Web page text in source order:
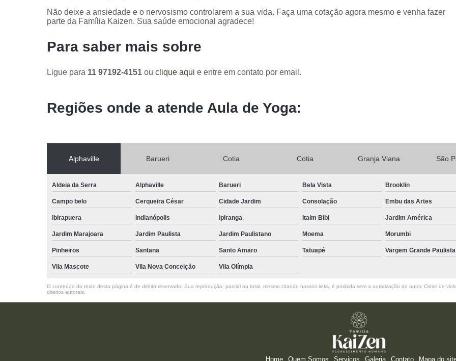
Não deixe a ansiedade e o nervosismo controlarem a sua vida. Faça uma cotação agora mesmo e venha fazer
parte da Família Kaizen. Sua saúde emocional agradece!
Para saber mais sobre
Ligue para 11 97192-4151 ou clique aqui e entre em contato por email.
Regiões onde a atende Aula de Yoga:
Alphaville Barueri Cotia Cotia Granja Viana São
Aldeia da Serra Alphaville Barueri Bela Vista Brooklin
Campo belo Cerqueira César Cidade Jardim Consolação Embu das Artes
Ibirapuera Indianópolis Ipiranga Itaim Bibi Jardim América
Jardim Marajoara Jardim Paulista Jardim Paulistano Moema Morumbi
Pinheiros Santana Santo Amaro Tatuapé Vargem Grande Paulista
Vila Mascote Vila Nova Conceição Vila Olímpia
O conteúdo do texto desta página é de direito reservado. Sua reprodução, parcial ou total, mesmo citando nossos links, é proibida sem a autorização do autor. Crime de
direitos autorais
Home Quem Somos Serviços Galeria Contato Mapa do